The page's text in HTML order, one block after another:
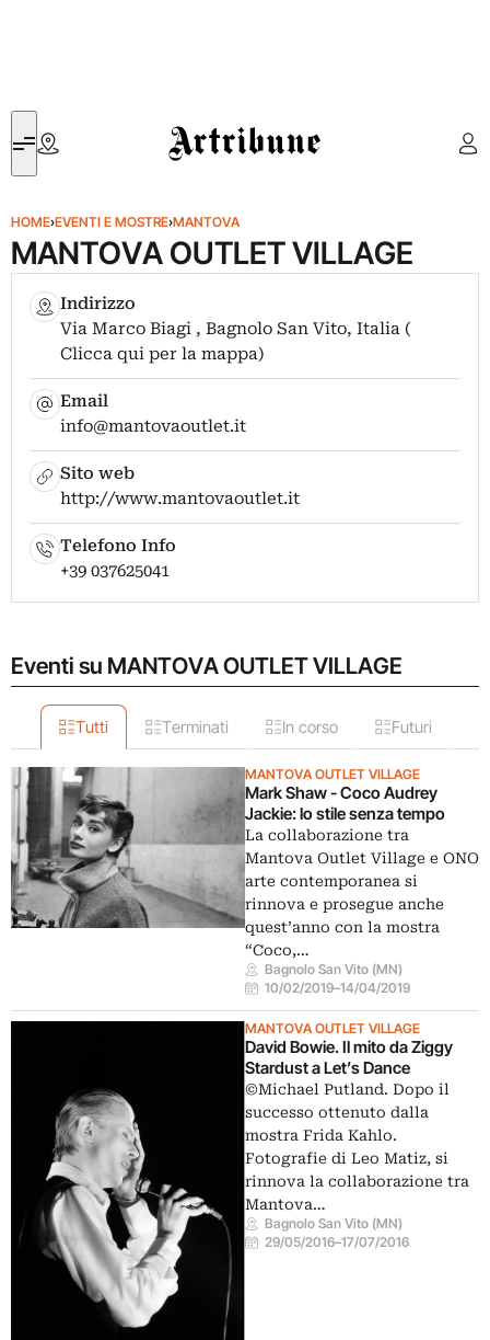
Artribune
HOME›EVENTI E MOSTRE›MANTOVA
MANTOVA OUTLET VILLAGE
Indirizzo
Via Marco Biagi , Bagnolo San Vito, Italia (
Clicca qui per la mappa)
Email
info@mantovaoutlet.it
Sito web
http://www.mantovaoutlet.it
Telefono Info
+39 037625041
Eventi su MANTOVA OUTLET VILLAGE
Tutti Terminati In corso Futuri
MANTOVA OUTLET VILLAGE
Mark Shaw - Coco Audrey
Jackie: lo stile senza tempo
La collaborazione tra
Mantova Outlet Village e ONO
arte contemporanea si
rinnova e prosegue anche
quest’anno con la mostra
“Coco,…
Bagnolo San Vito (MN)
10/02/2019–14/04/2019
MANTOVA OUTLET VILLAGE
David Bowie. Il mito da Ziggy
Stardust a Let’s Dance
©Michael Putland. Dopo il
successo ottenuto dalla
mostra Frida Kahlo.
Fotografie di Leo Matiz, si
rinnova la collaborazione tra
Mantova…
Bagnolo San Vito (MN)
29/05/2016–17/07/2016